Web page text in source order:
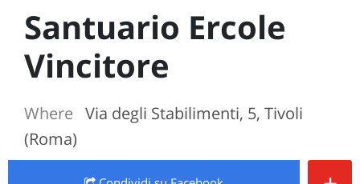
Santuario Ercole
Vincitore
Where Via degli Stabilimenti, 5, Tivoli
(Roma)